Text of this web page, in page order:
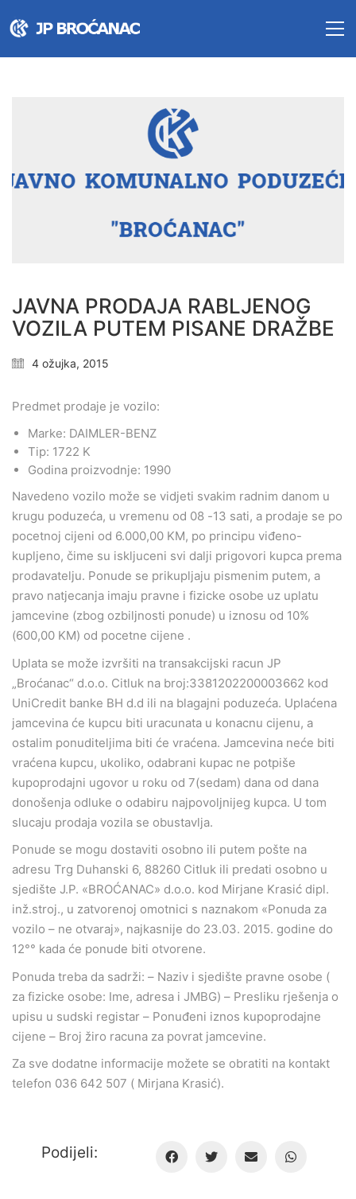
JAVNA PRODAJA RABLJENOG
VOZILA PUTEM PISANE DRAŽBE
4 ožujka, 2015
Predmet prodaje je vozilo:
Marke: DAIMLER-BENZ
Tip: 1722 K
Godina proizvodnje: 1990
Navedeno vozilo može se vidjeti svakim radnim danom u
krugu poduzeća, u vremenu od 08 -13 sati, a prodaje se po
pocetnoj cijeni od 6.000,00 KM, po principu viđeno-
kupljeno, čime su iskljuceni svi dalji prigovori kupca prema
prodavatelju. Ponude se prikupljaju pismenim putem, a
pravo natjecanja imaju pravne i fizicke osobe uz uplatu
jamcevine (zbog ozbiljnosti ponude) u iznosu od 10%
(600,00 KM) od pocetne cijene .
Uplata se može izvršiti na transakcijski racun JP
„Broćanac“ d.o.o. Citluk na broj:3381202200003662 kod
UniCredit banke BH d.d ili na blagajni poduzeća. Uplaćena
jamcevina će kupcu biti uracunata u konacnu cijenu, a
ostalim ponuditeljima biti će vraćena. Jamcevina neće biti
vraćena kupcu, ukoliko, odabrani kupac ne potpiše
kupoprodajni ugovor u roku od 7(sedam) dana od dana
donošenja odluke o odabiru najpovoljnijeg kupca. U tom
slucaju prodaja vozila se obustavlja.
Ponude se mogu dostaviti osobno ili putem pošte na
adresu Trg Duhanski 6, 88260 Citluk ili predati osobno u
sjedište J.P. «BROĆANAC» d.o.o. kod Mirjane Krasić dipl.
inž.stroj., u zatvorenoj omotnici s naznakom «Ponuda za
vozilo – ne otvaraj», najkasnije do 23.03. 2015. godine do
12°° kada će ponude biti otvorene.
Ponuda treba da sadrži: – Naziv i sjedište pravne osobe (
za fizicke osobe: Ime, adresa i JMBG) – Presliku rješenja o
upisu u sudski registar – Ponuđeni iznos kupoprodajne
cijene – Broj žiro racuna za povrat jamcevine.
Za sve dodatne informacije možete se obratiti na kontakt
telefon 036 642 507 ( Mirjana Krasić).
Podijeli: